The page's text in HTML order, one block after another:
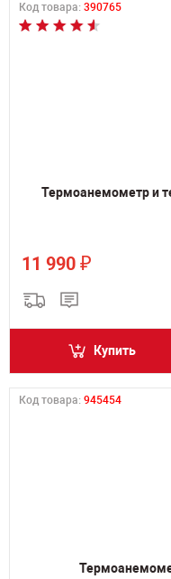
Код товара: 390765
Термоанемометр и
11 990 ₽
Купить
Код товара: 945454